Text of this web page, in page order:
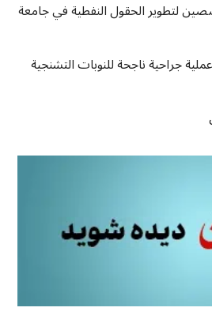
لتطوير الحقول النفطية في جامعة
جراحية ناجحة للنوبات التشنجية